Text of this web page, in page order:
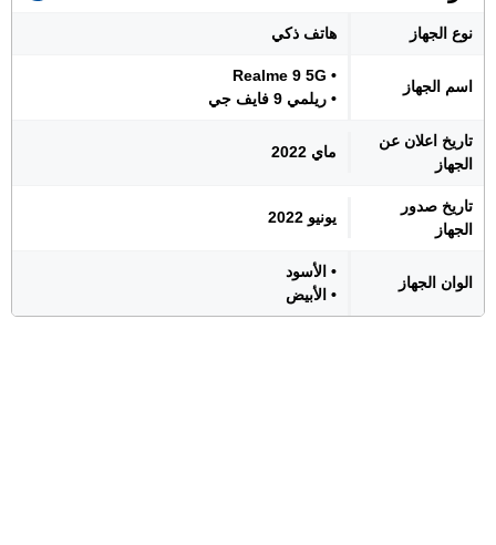
نوع الجهاز هاتف ذكي
اسم الجهاز
• Realme 9 5G
• ريلمي 9 فايف جي
تاريخ اعلان عن
الجهاز
ماي 2022
تاريخ صدور
الجهاز
يونيو 2022
الوان الجهاز
• الأسود
• الأبيض